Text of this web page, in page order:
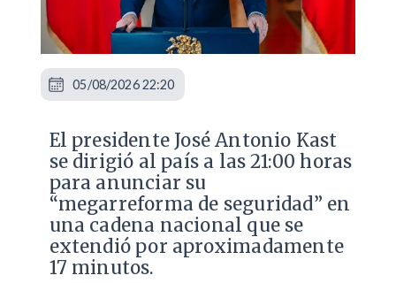
El presidente José Antonio Kast
se dirigió al país a las 21:00 horas
para anunciar su
“megarreforma de seguridad” en
una cadena nacional que se
extendió por aproximadamente
17 minutos.
05/08/2026 22:20